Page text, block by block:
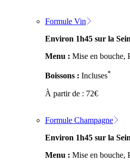
Formule Vin
Environ 1h45 sur la
Menu : Mise en bouche,
Boissons : Incluses*
À partir de : 72€
Formule Champagne
Environ 1h45 sur la
Menu : Mise en bouche,